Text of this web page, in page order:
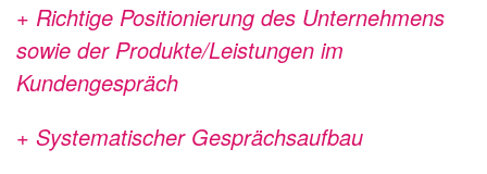
+ Richtige Positionierung des Unternehmens
sowie der Produkte/Leistungen im
Kundengespräch
+ Systematischer Gesprächsaufbau